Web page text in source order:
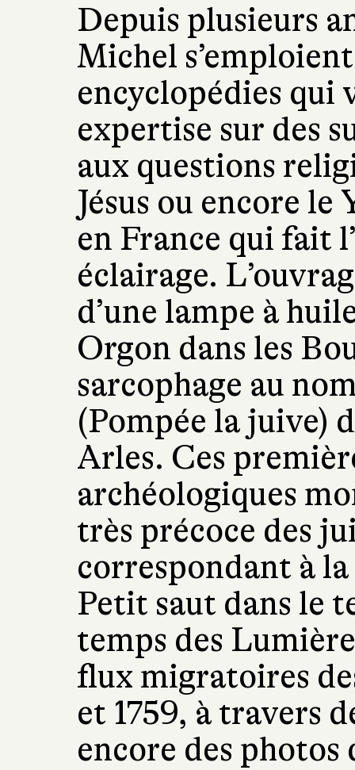
Depuis plusieurs
Michel
encyclopédies qui
expertise sur des
aux questions
Jésus ou encore le
en France qui fait
éclairage.
d’une lampe à
Orgon dans les
sarcophage au
(Pompée la juive)
Arles. Ces
archéologiques
très précoce des
correspondant à la
Petit saut dans le
temps des
flux migratoires
et 1759, à travers
encore des